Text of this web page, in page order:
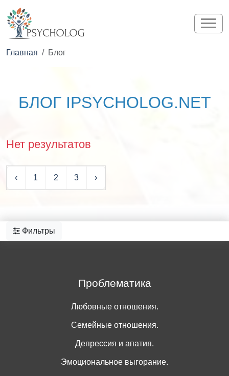
Главная Блог
БЛОГ IPSYCHOLOG.NET
Нет результатов
‹ 1 2 3 ›
Фильтры
Проблематика
Любовные отношения.
Семейные отношения.
Депрессия и апатия.
Эмоциональное выгорание.